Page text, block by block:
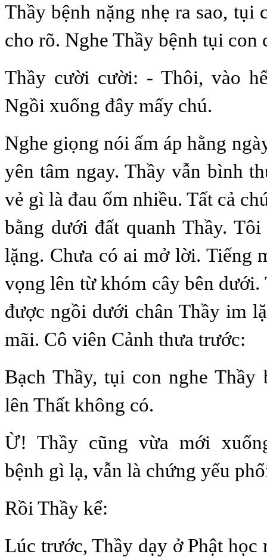
Thầy bệnh nặng nhẹ ra sao, tụi
cho rõ. Nghe Thầy bệnh tụi con
Thầy cười cười: - Thôi, vào
Ngồi xuống đây mấy chú.
Nghe giọng nói ấm áp hằng
yên tâm ngay. Thầy vẫn bình
vẻ gì là đau ốm nhiều. Tất cả
bằng dưới đất quanh Thầy.
lặng. Chưa có ai mở lời. Tiếng
vọng lên từ khóm cây bên dưới.
được ngồi dưới chân Thầy im
mãi. Cô viên Cảnh thưa trước:
Bạch Thầy, tụi con nghe Thầy
lên Thất không có.
Ừ! Thầy cũng vừa mới
bệnh gì lạ, vẫn là chứng yếu
Rồi Thầy kể:
Lúc trước, Thầy dạy ở Phật